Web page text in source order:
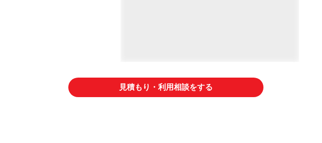
見積もり・利用相談をする